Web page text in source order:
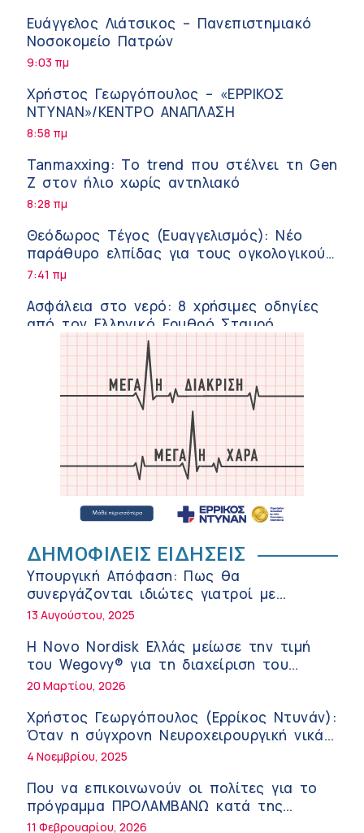
Ευάγγελος Λιάτσικος – Πανεπιστημιακό
Νοσοκομείο Πατρών
9:03 πμ
Χρήστος Γεωργόπουλος – «ΕΡΡΙΚΟΣ
ΝΤΥΝΑΝ»/ΚΕΝΤΡΟ ΑΝΑΠΛΑΣΗ
8:58 πμ
Tanmaxxing: To trend που στέλνει τη Gen
Z στον ήλιο χωρίς αντηλιακό
8:28 πμ
Θεόδωρος Τέγος (Ευαγγελισμός): Νέο
παράθυρο ελπίδας για τους ογκολογικούς
ασθενείς μέσω κλινικών δοκιμών
7:41 πμ
Ασφάλεια στο νερό: 8 χρήσιμες οδηγίες
από τον Ελληνικό Ερυθρό Σταυρό
7:03 πμ
Μαρίνα Ραυτοπούλου (ΙΑΤΡΙΚΟ ΚΕΝΤΡΟ):
Εκπαίδευση στον διαβήτη – Ένας πυλώνας
της σύγχρονης φροντίδας
Αθανάσιος Μανώλης (Metropolitan
Hospital): Καρδιοπαθείς και καλοκαίρι –
Διακοπές με ασφάλεια
Ειρήνη Ζίγκιρη (Ερρίκος Ντυνάν): H
εργαζόμενους
6:11 πμ
Σύσκεψη στον ΕΟΦ για την ομαλή
λειτουργία της εφοδιαστικής αλυσίδας
των φαρμάκων στη διάρκεια του
καλοκαιριού
Μιχάλης Τάτσης, Insurance & Healthcare
Analyst, διευθυντής Επιχειρηματικής
Ανάπτυξης Ομίλου HHG
Kavita Patel: Ένα στα πέντε καινοτόμα
φάρμακα φτάνει τελικά στην Ελλάδα
Υπάρχει τελικά «δίαιτα θυρεοειδούς»; Τι
λέει η επιστήμη για τη διατροφή και τα
ΔΗΜΟΦΙΛΕΙΣ ΕΙΔΗΣΕΙΣ
Υπουργική Απόφαση: Πως θα
συνεργάζονται ιδιώτες γιατροί με
νοσοκομεία του δημοσίου συστήματος
13 Αυγούστου, 2025
Η Novo Nordisk Ελλάς μείωσε την τιμή
του Wegovy® για τη διαχείριση του
βάρους
20 Μαρτίου, 2026
Χρήστος Γεωργόπουλος (Ερρίκος Ντυνάν):
Όταν η σύγχρονη Νευροχειρουργική νικά
το φόβο!
4 Νοεμβρίου, 2025
Που να επικοινωνούν οι πολίτες για το
πρόγραμμα ΠΡΟΛΑΜΒΑΝΩ κατά της
παχυσαρκίας
11 Φεβρουαρίου, 2026